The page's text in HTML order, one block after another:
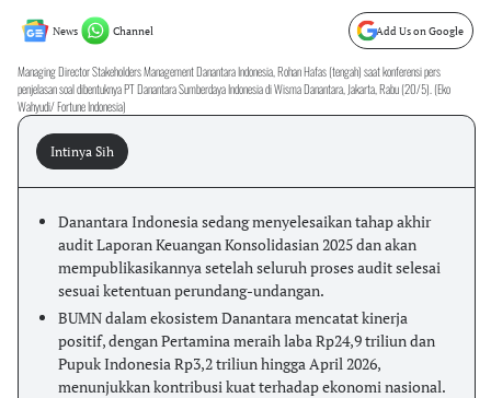
News Channel Add Us on Google
Managing Director Stakeholders Management Danantara Indonesia, Rohan Hafas (tengah) saat konferensi pers
penjelasan soal dibentuknya PT Danantara Sumberdaya Indonesia di Wisma Danantara, Jakarta, Rabu (20/5). (Eko
Wahyudi/ Fortune Indonesia)
Intinya Sih
Danantara Indonesia sedang menyelesaikan tahap akhir
audit Laporan Keuangan Konsolidasian 2025 dan akan
mempublikasikannya setelah seluruh proses audit selesai
sesuai ketentuan perundang-undangan.
BUMN dalam ekosistem Danantara mencatat kinerja
positif, dengan Pertamina meraih laba Rp24,9 triliun dan
Pupuk Indonesia Rp3,2 triliun hingga April 2026,
menunjukkan kontribusi kuat terhadap ekonomi nasional.